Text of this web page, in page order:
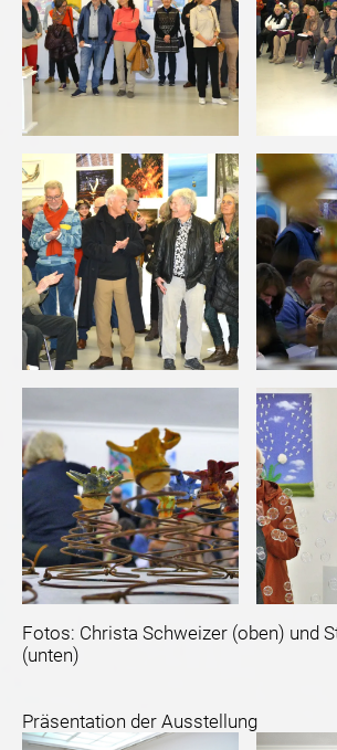
Fotos: Christa Schweizer (oben) und
(unten)
Präsentation der Ausstellung